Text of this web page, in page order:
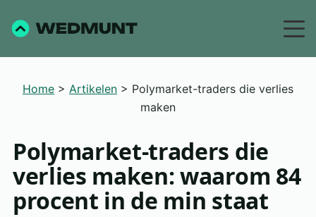
Home > Artikelen > Polymarket-traders die verlies
maken
Polymarket-traders die
verlies maken: waarom 84
procent in de min staat